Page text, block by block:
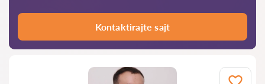
Kontaktirajte sajt